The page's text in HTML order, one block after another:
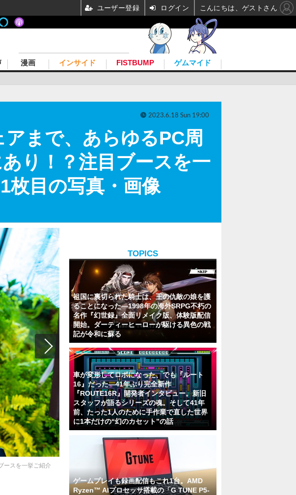
漫画 インサイド FISTBUMP ゲムマイド
まで、あらゆるPC周
り！？注目ブースを一
枚目の写真・画像
2023.6.18 Sun 19:00
ースを一挙ご紹介
TOPICS
祖国に裏切られた騎士は、王の仇敵の娘を護
ることになった―1998年の海外SRPG不朽の
名作『幻世録』全面リメイク版、体験版配信
開始。ダーティーヒーローが駆ける異色の戦
記が令和に蘇る
車が変形してロボになった、でも『ルート
16』だった―41年ぶり完全新作
『ROUTE16R』開発者インタビュー。新旧
スタッフが語るシリーズの魂。そして41年
前、たった1人のために手作業で直した世界
に1本だけの“幻のカセット”の話
ゲームプレイも録画配信もこれ1台。AMD
Ryzen™ AIプロセッサ搭載の「G TUNE P5-
ユーザー登録 ログイン こんにちは、ゲストさん